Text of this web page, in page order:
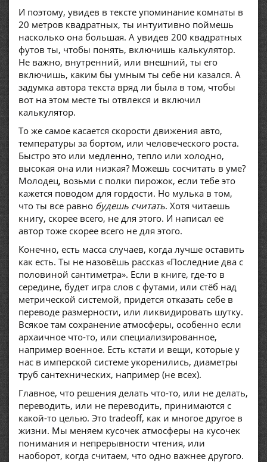
И поэтому, увидев в тексте упоминание комнаты в
20 метров квадратных, ты интуитивно поймешь
насколько она большая. А увидев 200 квадратных
футов ты, чтобы понять, включишь калькулятор.
Не важно, внутренний, или внешний, ты его
включишь, каким бы умным ты себе ни казался. А
задумка автора текста вряд ли была в том, чтобы
вот на этом месте ты отвлекся и включил
калькулятор.
То же самое касается скорости движения авто,
температуры за бортом, или человеческого роста.
Быстро это или медленно, тепло или холодно,
высокая она или низкая? Можешь сосчитать в уме?
Молодец, возьми с полки пирожок, если тебе это
кажется поводом для гордости. Но мулька в том,
что ты все равно будешь считать. Хотя читаешь
книгу, скорее всего, не для этого. И написал её
автор тоже скорее всего не для этого.
Конечно, есть масса случаев, когда лучше оставить
как есть. Ты не назовёшь рассказ «Последние два с
половиной сантиметра». Если в книге, где-то в
середине, будет игра слов с футами, или стёб над
метрической системой, придется отказать себе в
переводе размерности, или ликвидировать шутку.
Всякое там сохранение атмосферы, особенно если
архаичное что-то, или специализированное,
например военное. Есть кстати и вещи, которые у
нас в имперской системе укоренились, диаметры
труб сантехнических, например (не всех).
Главное, что решения делать что-то, или не делать,
переводить, или не переводить, принимаются с
какой-то целью. Это tradeoff, как и многое другое в
жизни. Мы меняем кусочек атмосферы на кусочек
понимания и непрерывности чтения, или
наоборот, когда считаем, что одно важнее другого.